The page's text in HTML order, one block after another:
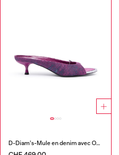
D-Diam’s-Mule en denim avec Oval D flottant